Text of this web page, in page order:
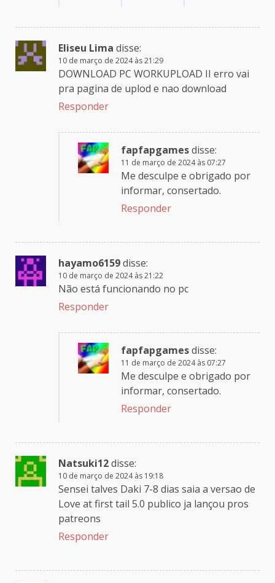
Eliseu Lima disse:
10 de março de 2024 às 21:29
DOWNLOAD PC WORKUPLOAD II erro vai
pra pagina de uplod e nao download
Responder
fapfapgamesdisse:
11 de março de 2024 às 07:27
Me desculpe e obrigado por
informar, consertado.
Responder
hayamo6159disse:
10 de março de 2024 às 21:22
Não está funcionando no pc
Responder
fapfapgamesdisse:
11 de março de 2024 às 07:27
Me desculpe e obrigado por
informar, consertado.
Responder
Natsuki12disse:
10 de março de 2024 às 19:18
Sensei talves Daki 7-8 dias saia a versao de
Love at first tail 5.0 publico ja lançou pros
patreons
Responder